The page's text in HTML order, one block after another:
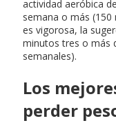
actividad aeróbica
semana o más (150
es vigorosa, la
minutos tres o más
semanales).
Los
perder